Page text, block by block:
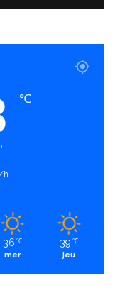
℃
h
36 ℃
mer
39 ℃
jeu